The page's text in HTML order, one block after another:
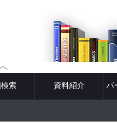
索 資料紹介 パ